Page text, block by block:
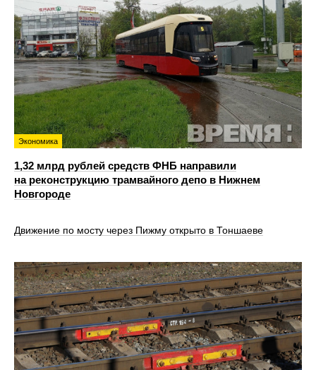
Экономика
1,32 млрд рублей средств ФНБ направили
на реконструкцию трамвайного депо в Нижнем
Новгороде
Движение по мосту через Пижму открыто в Тоншаеве